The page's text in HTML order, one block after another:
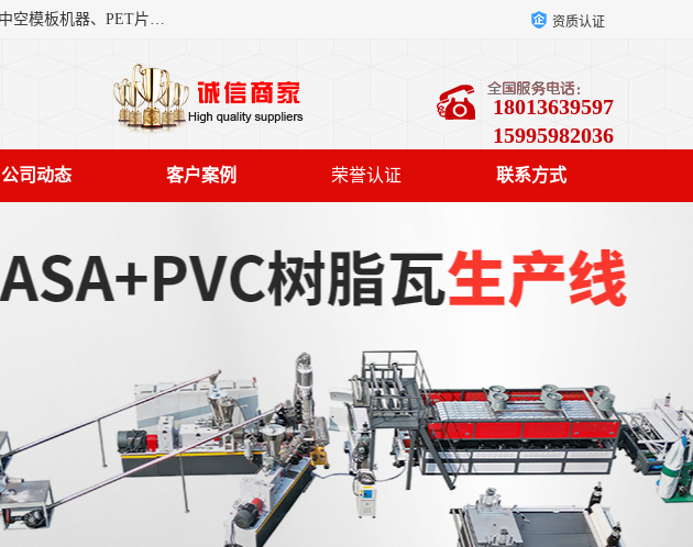
艾斯曼(张家港)技术工程设备有限公司是一家以新型建材生产设备生产制造，公司的主要经营产品有塑料中空模板机器、PET片材设备、可降解餐盒设备、树脂瓦设备、管材生产线、琉璃瓦设备等，艾斯曼机械在国内及国外享有较高盛誉拥有众多长期合作的老客户。 资质认证
18013639597
15995982036
公司动态 客户案例 荣誉认证 联系方式